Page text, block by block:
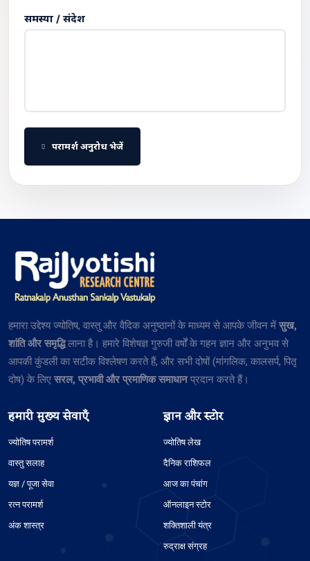
समस्या / संदेश
परामर्श अनुरोध भेजें
हमारा उद्देश्य ज्योतिष, वास्तु और वैदिक अनुष्ठानों के माध्यम से आपके जीवन में सुख,
शांति और समृद्धिलाना है। हमारे विशेषज्ञ गुरुजी वर्षों के गहन ज्ञान और अनुभव से
आपकी कुंडली का सटीक विश्लेषण करते हैं, और सभी दोषों (मांगलिक, कालसर्प, पितृ
दोष) के लिए सरल, प्रभावी और प्रमाणिक समाधानप्रदान करते हैं।
हमारी मुख्य सेवाएँ
ज्योतिष परामर्श
वास्तु सलाह
यज्ञ / पूजा सेवा
रत्न परामर्श
अंक शास्त्र
ज्ञान और स्टोर
ज्योतिष लेख
दैनिक राशिफल
आज का पंचांग
ऑनलाइन स्टोर
शक्तिशाली यंत्र
रुद्राक्ष संग्रह